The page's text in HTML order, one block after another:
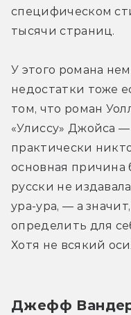
специфическом
тысячи страниц.
У этого романа
недостатки тоже
том, что роман
«Улиссу» Джойса
практически
основная причина
русски не
ура-ура, — а
определить для
Хотя не всякий
Джефф